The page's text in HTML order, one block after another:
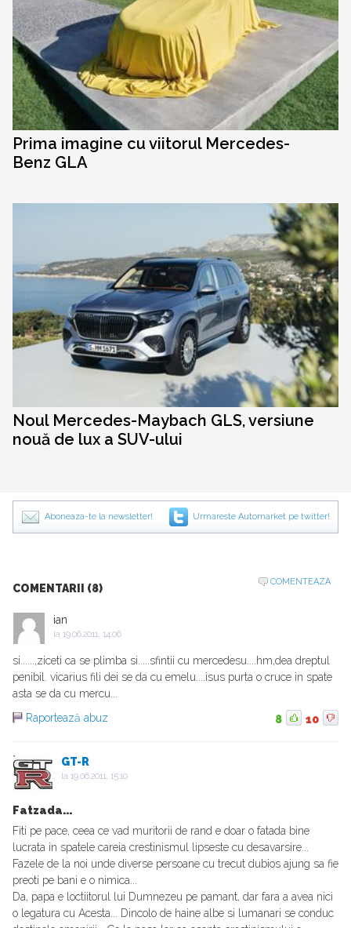
Prima imagine cu viitorul Mercedes-
Benz GLA
Noul Mercedes-Maybach GLS, versiune
nouă de lux a SUV-ului
Aboneaza-te la newsletter! Urmareste Automarket pe twitter!
COMENTARII (8)
COMENTEAZA
ian
la 19.06.2011, 14:06
si......,ziceti ca se plimba si.....sfintii cu mercedesu....hm,dea dreptul
penibil. vicarius fili dei se da cu emelu....isus purta o cruce in spate
asta se da cu mercu...
Raportează abuz
8 10
GT-R
la 19.06.2011, 15:10
Fatzada...
Fiti pe pace, ceea ce vad muritorii de rand e doar o fatada bine
lucrata in spatele careia crestinismul lipseste cu desavarsire...
Fazele de la noi unde diverse persoane cu trecut dubios ajung sa fie
preoti pe bani e o nimica...
Da, papa e loctiitorul lui Dumnezeu pe pamant, dar fara a avea nici
o legatura cu Acesta... Dincolo de haine albe si lumanari se conduc